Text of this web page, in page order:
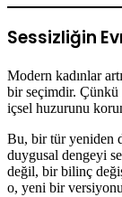
Sessizliğin
Modern kadınlar
bir seçimdir. Çünkü
içsel huzurunu
Bu, bir tür yeniden
duygusal dengeyi
değil, bir bilinç
o, yeni bir